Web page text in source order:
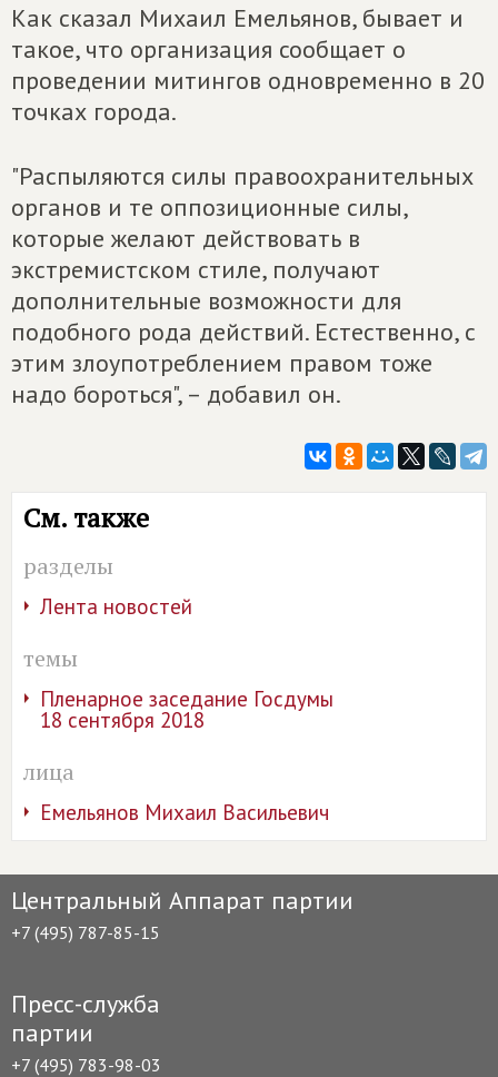
Как сказал Михаил Емельянов, бывает и
такое, что организация сообщает о
проведении митингов одновременно в 20
точках города.
"Распыляются силы правоохранительных
органов и те оппозиционные силы,
которые желают действовать в
экстремистском стиле, получают
дополнительные возможности для
подобного рода действий. Естественно, с
этим злоупотреблением правом тоже
надо бороться", – добавил он.
См. также
разделы
Лента новостей
темы
Пленарное заседание Госдумы
18 сентября 2018
лица
Емельянов Михаил Васильевич
Центральный Аппарат партии
+7 (495) 787-85-15
Пресс-служба
партии
+7 (495) 783-98-03